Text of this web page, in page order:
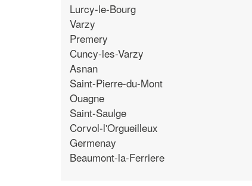
Lurcy-le-Bourg
Varzy
Premery
Cuncy-les-Varzy
Asnan
Saint-Pierre-du-Mont
Ouagne
Saint-Saulge
Corvol-l'Orgueilleux
Germenay
Beaumont-la-Ferriere